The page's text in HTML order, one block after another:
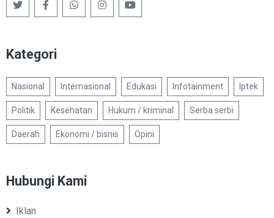
Kategori
Nasional Internasional Edukasi Infotainment Iptek
Politik Kesehatan Hukum / kriminal Serba serbi
Daerah Ekonomi / bisnis Opini
Hubungi Kami
Iklan